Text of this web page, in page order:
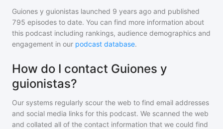
Guiones y guionistas launched 9 years ago and published
795 episodes to date. You can find more information about
this podcast including rankings, audience demographics and
engagement in our podcast database.
How do I contact Guiones y
guionistas?
Our systems regularly scour the web to find email addresses
and social media links for this podcast. We scanned the web
and collated all of the contact information that we could find